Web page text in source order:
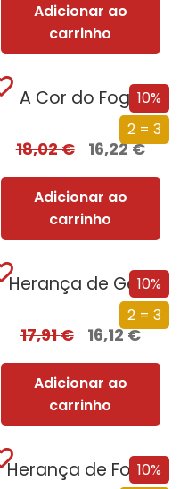
Adicionar ao
carrinho
10%
2 = 3
A Cor do Fogo
18,02€ 16,22€
Adicionar ao
carrinho
10%
2 = 3
Herança de Gelo
17,91€ 16,12€
Adicionar ao
carrinho
10%
Herança de Fogo